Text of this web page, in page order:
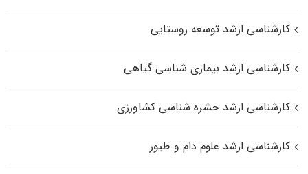
کارشناسی ارشد توسعه روستایی
کارشناسی ارشد بیماری‌ شناسی گیاهی
کارشناسی ارشد حشره‌ شناسی کشاورزی
کارشناسی ارشد علوم دام و طیور